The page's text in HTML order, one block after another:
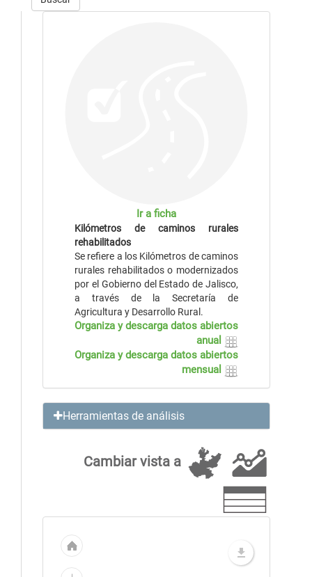
Ir a ficha
Kilómetros de caminos rurales
rehabilitados
Se refiere a los Kilómetros de caminos
rurales rehabilitados o modernizados
por el Gobierno del Estado de Jalisco,
a través de la Secretaría de
Agricultura y Desarrollo Rural.
Organiza y descarga datos abiertos
anual
Organiza y descarga datos abiertos
mensual
Herramientas de análisis
Cambiar vista a